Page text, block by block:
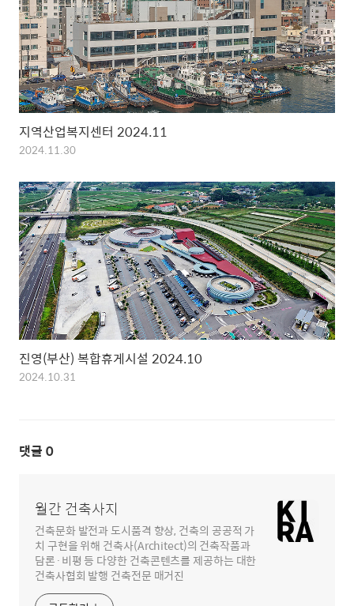
지역산업복지센터 2024.11
2024.11.30
진영(부산) 복합휴게시설 2024.10
2024.10.31
댓글 0
월간 건축사지
건축문화 발전과 도시품격 향상, 건축의 공공적 가
치 구현을 위해 건축사(Architect)의 건축작품과
담론·비평 등 다양한 건축콘텐츠를 제공하는 대한
건축사협회 발행 건축전문 매거진